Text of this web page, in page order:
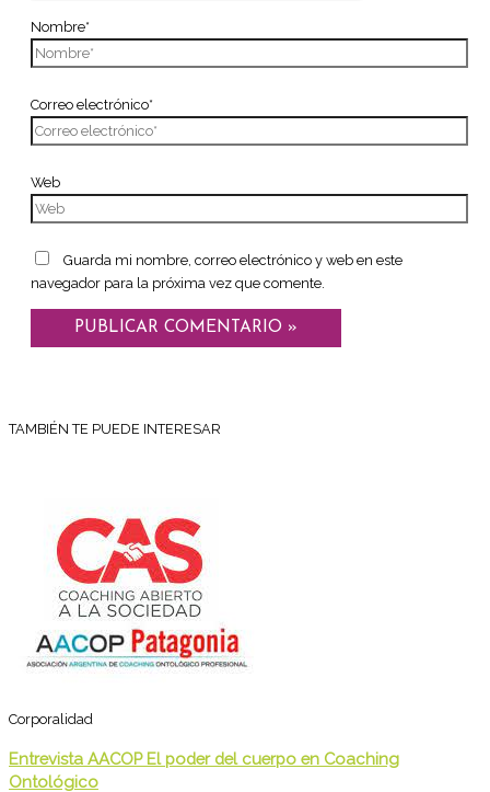
Nombre*
Correo electrónico*
Web
Guarda mi nombre, correo electrónico y web en este
navegador para la próxima vez que comente.
TAMBIÉN TE PUEDE INTERESAR
Corporalidad
Entrevista AACOP El poder del cuerpo en Coaching
Ontológico